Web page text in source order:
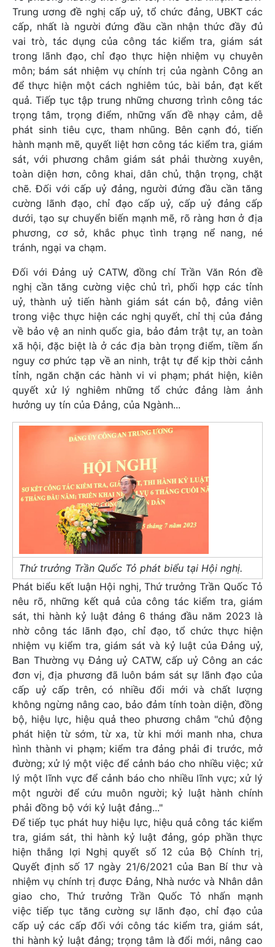
Trung ương đề nghị cấp uỷ, tổ chức đảng, UBKT các
cấp, nhất là người đứng đầu cần nhận thức đầy đủ
vai trò, tác dụng của công tác kiểm tra, giám sát
trong lãnh đạo, chỉ đạo thực hiện nhiệm vụ chuyên
môn; bám sát nhiệm vụ chính trị của ngành Công an
để thực hiện một cách nghiêm túc, bài bản, đạt kết
quả. Tiếp tục tập trung những chương trình công tác
trọng tâm, trọng điểm, những vấn đề nhạy cảm, dễ
phát sinh tiêu cực, tham nhũng. Bên cạnh đó, tiến
hành mạnh mẽ, quyết liệt hơn công tác kiểm tra, giám
sát, với phương châm giám sát phải thường xuyên,
toàn diện hơn, công khai, dân chủ, thận trọng, chặt
chẽ. Đối với cấp uỷ đảng, người đứng đầu cần tăng
cường lãnh đạo, chỉ đạo cấp uỷ, cấp uỷ đảng cấp
dưới, tạo sự chuyển biến mạnh mẽ, rõ ràng hơn ở địa
phương, cơ sở, khắc phục tình trạng nể nang, né
tránh, ngại va chạm.
Đối với Đảng uỷ CATW, đồng chí Trần Văn Rón đề
nghị cần tăng cường việc chủ trì, phối hợp các tỉnh
uỷ, thành uỷ tiến hành giám sát cán bộ, đảng viên
trong việc thực hiện các nghị quyết, chỉ thị của đảng
về bảo vệ an ninh quốc gia, bảo đảm trật tự, an toàn
xã hội, đặc biệt là ở các địa bàn trọng điểm, tiềm ẩn
nguy cơ phức tạp về an ninh, trật tự để kịp thời cảnh
tỉnh, ngăn chặn các hành vi vi phạm; phát hiện, kiên
quyết xử lý nghiêm những tổ chức đảng làm ảnh
hưởng uy tín của Đảng, của Ngành...
Thứ trưởng Trần Quốc Tỏ phát biểu tại Hội nghị.
Phát biểu kết luận Hội nghị, Thứ trưởng Trần Quốc Tỏ
nêu rõ, những kết quả của công tác kiểm tra, giám
sát, thi hành kỷ luật đảng 6 tháng đầu năm 2023 là
nhờ công tác lãnh đạo, chỉ đạo, tổ chức thực hiện
nhiệm vụ kiểm tra, giám sát và kỷ luật của Đảng uỷ,
Ban Thường vụ Đảng uỷ CATW, cấp uỷ Công an các
đơn vị, địa phương đã luôn bám sát sự lãnh đạo của
cấp uỷ cấp trên, có nhiều đổi mới và chất lượng
không ngừng nâng cao, bảo đảm tính toàn diện, đồng
bộ, hiệu lực, hiệu quả theo phương châm "chủ động
phát hiện từ sớm, từ xa, từ khi mới manh nha, chưa
hình thành vi phạm; kiểm tra đảng phải đi trước, mở
đường; xử lý một việc để cảnh báo cho nhiều việc; xử
lý một lĩnh vực để cảnh báo cho nhiều lĩnh vực; xử lý
một người để cứu muôn người; kỷ luật hành chính
phải đồng bộ với kỷ luật đảng..."
Để tiếp tục phát huy hiệu lực, hiệu quả công tác kiểm
tra, giám sát, thi hành kỷ luật đảng, góp phần thực
hiện thắng lợi Nghị quyết số 12 của Bộ Chính trị,
Quyết định số 17 ngày 21/6/2021 của Ban Bí thư và
nhiệm vụ chính trị được Đảng, Nhà nước và Nhân dân
giao cho, Thứ trưởng Trần Quốc Tỏ nhấn mạnh
việc tiếp tục tăng cường sự lãnh đạo, chỉ đạo của
cấp uỷ các cấp đối với công tác kiểm tra, giám sát,
thi hành kỷ luật đảng; trọng tâm là đổi mới, nâng cao